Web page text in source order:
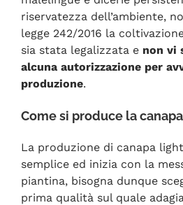
riservatezza dell’ambiente,
legge 242/2016 la
sia stata legalizzata e non vi
alcuna autorizzazione per
produzione.
Come si produce la
La produzione di canapa
semplice ed inizia con la
piantina, bisogna dunque
prima qualità sul quale